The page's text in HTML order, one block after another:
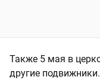
Также 5 мая в
другие